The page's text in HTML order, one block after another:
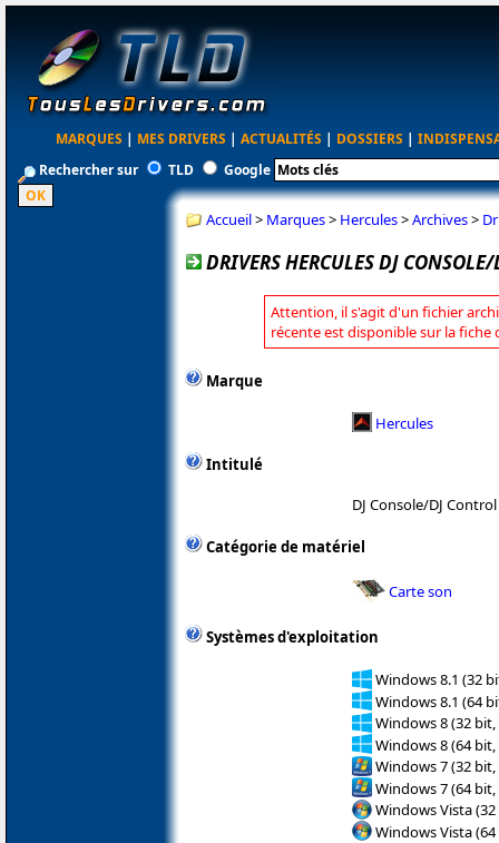
MARQUES | MES DRIVERS | ACTUALITÉS | DOSSIERS |
Rechercher sur
TLD Google
Accueil> Marques> Hercules>Archives>
DRIVERS HERCULES DJ
Attention, il s'agit d'un fichier
récente est disponible sur la fiche
Marque
Hercules
Intitulé
DJ Console/DJ Control
Catégorie de matériel
Carte son
Systèmes d'exploitation
Windows 8.1 (32
Windows 8.1 (64
Windows 8 (32 bit,
Windows 8 (64 bit,
Windows 7 (32 bit,
Windows 7 (64 bit,
Windows Vista
Windows Vista